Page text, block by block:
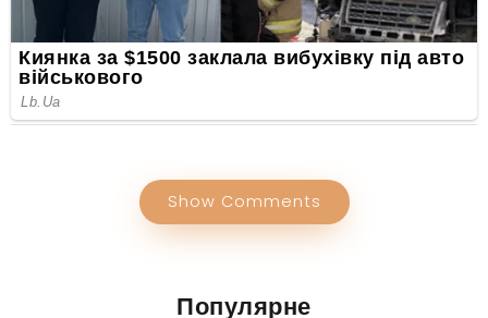
Show Comments
Популярне